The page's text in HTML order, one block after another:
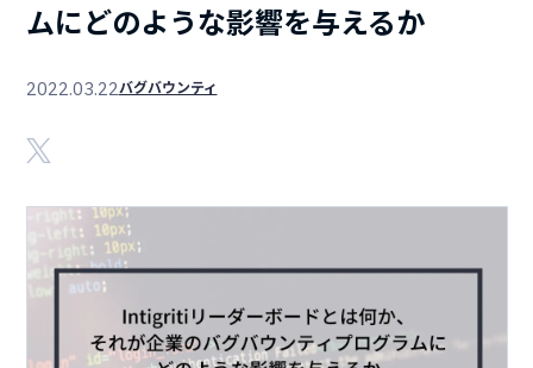
ムにどのような影響を与えるか
2022.03.22バグバウンティ